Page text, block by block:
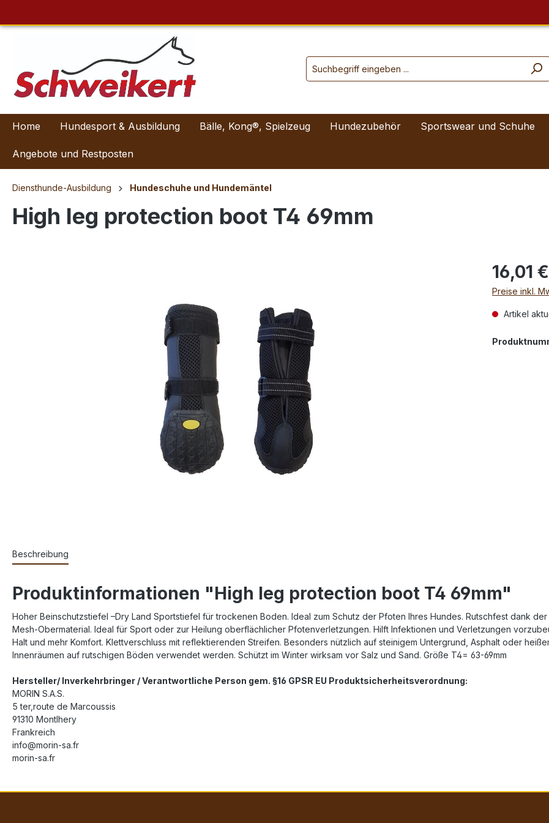
Home Hundesport & Ausbildung Bälle, Kong®, Spielzeug Hundezubehör Sportswear und Schuhe
Angebote und Restposten
Diensthunde-Ausbildung Hundeschuhe und Hundemäntel
High leg protection boot T4 69mm
16,01
Preise inkl.
Artikel
Beschreibung
Produktinformationen "High leg protection boot T4 69mm"
Hoher Beinschutzstiefel –Dry Land Sportstiefel für trockenen Boden. Ideal zum Schutz der Pfoten Ihres Hundes. Rutschfest dank
Mesh-Obermaterial. Ideal für Sport oder zur Heilung oberflächlicher Pfotenverletzungen. Hilft Infektionen und Verletzungen
Halt und mehr Komfort. Klettverschluss mit reflektierenden Streifen. Besonders nützlich auf steinigem Untergrund, Asphalt oder
Innenräumen auf rutschigen Böden verwendet werden. Schützt im Winter wirksam vor Salz und Sand. Größe T4= 63-69mm
Hersteller/ Inverkehrbringer / Verantwortliche Person gem. §16 GPSR EU Produktsicherheitsverordnung:
MORIN S.A.S.
5 ter,route de Marcoussis
91310 Montlhery
Frankreich
info@morin-sa.fr
morin-sa.fr